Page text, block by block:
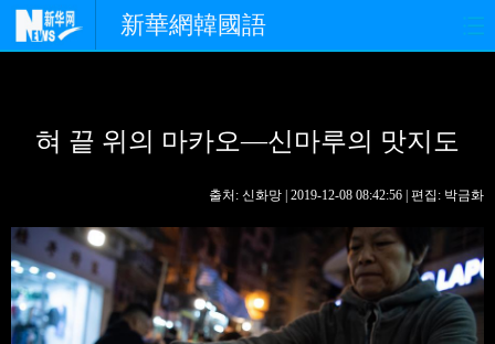
新華網韓國語
경제 사회 포토
핫 TV 문화
연예 관광 오피니언
생생 중국어
혀 끝 위의 마카오—신마루의 맛지도
출처: 신화망 | 2019-12-08 08:42:56 | 편집: 박금화